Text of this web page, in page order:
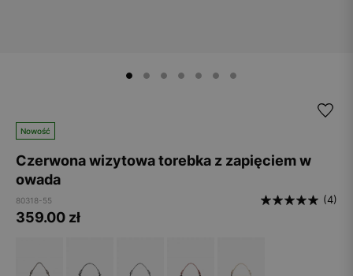
Nowość
Czerwona wizytowa torebka z zapięciem w
owada
80318-55 (4)
359.00 zł